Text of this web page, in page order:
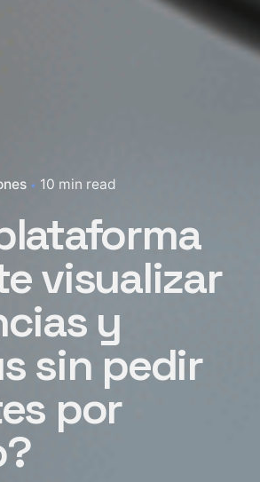
10 min read
visualizar
y
sin pedir
por